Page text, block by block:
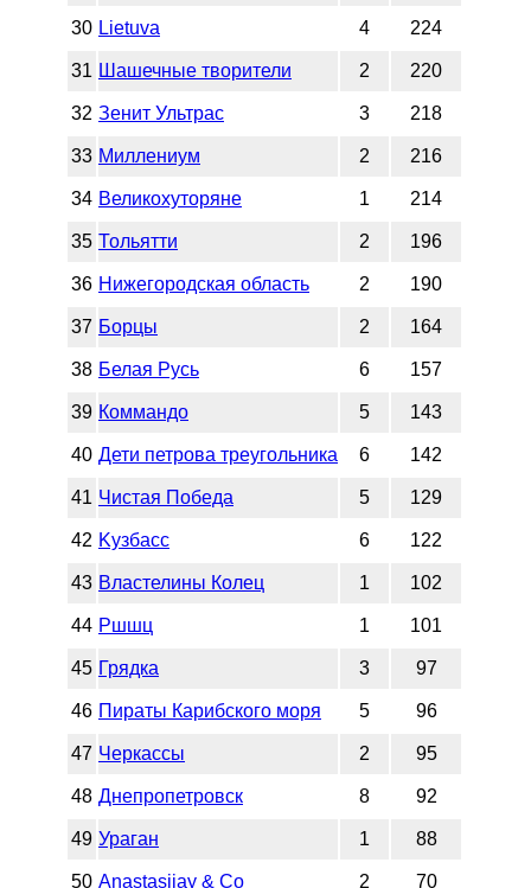
30 Lietuva 4 224
31 Шашечные творители 2 220
32 Зенит Ультрас 3 218
33 Миллениум 2 216
34 Великохуторяне 1 214
35 Тольятти 2 196
36 Нижегородская область 2 190
37 Борцы 2 164
38 Белая Русь 6 157
39 Коммандо 5 143
40 Дети петрова треугольника 6 142
41 Чистая Победа 5 129
42 Kузбасс 6 122
43 Властелины Колец 1 102
44 Ршшц 1 101
45 Грядка 3 97
46 Пираты Карибского моря 5 96
47 Черкассы 2 95
48 Днепропетровск 8 92
49 Ураган 1 88
50 Anastasiiay & Co 2 70